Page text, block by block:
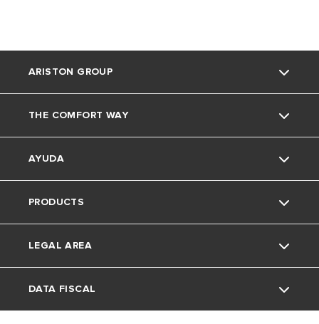
ARISTON GROUP
La marca Ariston
El grupo
Trabaja con nosotros
THE COMFORT WAY
Consejos y soluciones
Medio Ambiente
AYUDA
Contacto
Faq's
Download Area
PRODUCTS
Caldera
Termostato y regulacion
LEGAL AREA
Política de Privacidad
DATA FISCAL